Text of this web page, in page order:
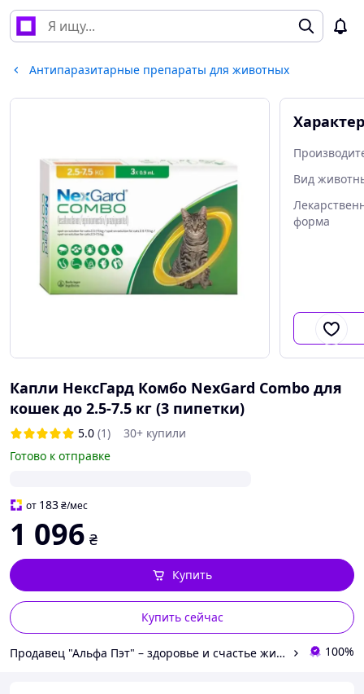
Антипаразитарные препараты для животных
Вид
форма
Капли НексГард Комбо NexGard Combo для
кошек до 2.5-7.5 кг (3 пипетки)
5.0 (1)
30+ купили
Готово к отправке
от 183₴/мес
1 096 ₴
Купить сейчас
Купить
Продавец "Альфа Пэт" – здоровье и счастье животных каждый день 100%